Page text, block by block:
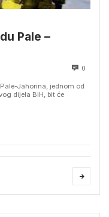
Pale –
0
Jahorina, jednom od
dijela BiH, bit će